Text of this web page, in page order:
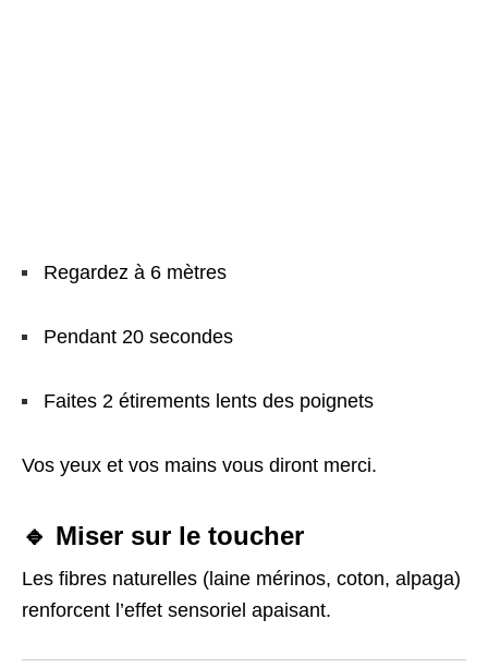
Regardez à 6 mètres
Pendant 20 secondes
Faites 2 étirements lents des poignets
Vos yeux et vos mains vous diront merci.
🔹 Miser sur le toucher
Les fibres naturelles (laine mérinos, coton, alpaga)
renforcent l’effet sensoriel apaisant.